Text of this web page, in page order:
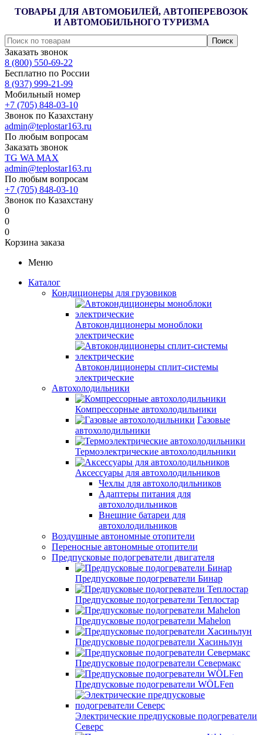
ТОВАРЫ ДЛЯ АВТОМОБИЛЕЙ, АВТОПЕРЕВОЗОК
И АВТОМОБИЛЬНОГО ТУРИЗМА
Заказать звонок
8 (800) 550-69-22
Бесплатно по России
8 (937) 999-21-99
Мобильный номер
+7 (705) 848-03-10
Звонок по Казахстану
admin@teplostar163.ru
По любым вопросам
Заказать звонок
TG WA MAX
admin@teplostar163.ru
По любым вопросам
+7 (705) 848-03-10
Звонок по Казахстану
0
0
0
Корзина заказа
Меню
Каталог
Кондиционеры для грузовиков
Автокондиционеры моноблоки
электрические
Автокондиционеры сплит-системы
электрические
Автохолодильники
Компрессорные автохолодильники
Газовые
автохолодильники
Термоэлектрические автохолодильники
Аксессуары для автохолодильников
Чехлы для автохолодильников
Адаптеры питания для
автохолодильников
Внешние батареи для
автохолодильников
Воздушные автономные отопители
Переносные автономные отопители
Предпусковые подогреватели двигателя
Предпусковые подогреватели Бинар
Предпусковые подогреватели Теплостар
Предпусковые подогреватели Mahelon
Предпусковые подогреватели Хасиньлун
Предпусковые подогреватели Севермакс
Предпусковые подогреватели WÖLFen
Электрические предпусковые подогреватели
Северс